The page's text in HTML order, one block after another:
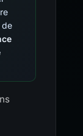
de